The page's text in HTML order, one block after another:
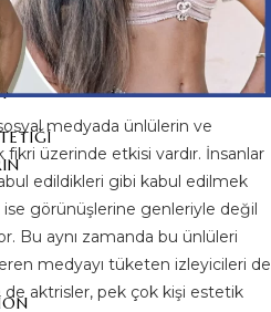
medyada ünlülerin ve
fikri üzerinde etkisi vardır. İnsanlar
edildikleri gibi kabul edilmek
ise görünüşlerine genleriyle değil
Bu aynı zamanda bu ünlüleri
medyayı tüketen izleyicileri de
de aktrisler, pek çok kişi estetik